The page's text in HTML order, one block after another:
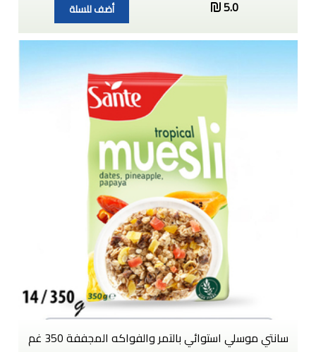
5.0
أضف للسلة
سانتي موسلي استوائي بالتمر والفواكه المجففة 350 غم